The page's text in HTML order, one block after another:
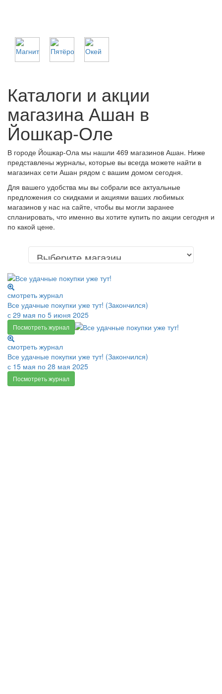
Каталоги и акции
магазина Ашан в
Йошкар-Оле
В городе Йошкар-Ола мы нашли 469 магазинов Ашан. Ниже
представлены журналы, которые вы всегда можете найти в
магазинах сети Ашан рядом с вашим домом сегодня.
Для вашего удобства мы вы собрали все актуальные
предложения со скидками и акциями ваших любимых
магазинов у нас на сайте, чтобы вы могли заранее
спланировать, что именно вы хотите купить по акции сегодня и
по какой цене.
смотреть журнал
Все удачные покупки уже тут! (Закончился)
с 29 мая по 5 июня 2025
Посмотреть журнал
смотреть журнал
Все удачные покупки уже тут! (Закончился)
с 15 мая по 28 мая 2025
Посмотреть журнал